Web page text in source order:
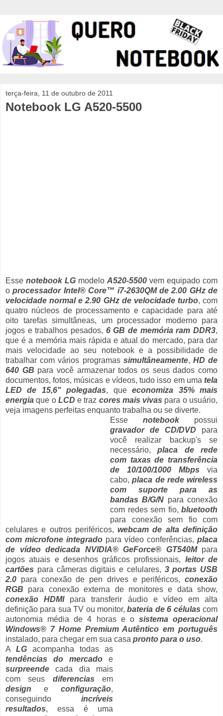
terça-feira, 11 de outubro de 2011
Notebook LG A520-5500
Esse notebook LG modelo A520-5500 vem equipado com
oprocessador Intel® Core™ i7-2630QM de 2.00 GHz de
velocidade normal e 2.90 GHz de velocidade turbo, com
quatro núcleos de processamento e capacidade para até
oito tarefas simultâneas, um processador moderno para
jogos e trabalhos pesados, 6 GB de memória ram DDR3,
que é a memória mais rápida e atual do mercado, para dar
mais velocidade ao seu notebook e a possibilidade de
trabalhar com vários programas simultâneamente, HD de
640 GB para você armazenar todos os seus dados como
documentos, fotos, músicas e vídeos, tudo isso em uma tela
LED de 15,6" polegadas, queeconomiza 35% mais
energia que o LCD e traz cores mais vivas para o usuário,
veja imagens perfeitas enquanto trabalha ou se diverte.
Esse notebook possui
gravador de CD/DVD para
você realizar backup's se
necessário,placa de rede
com taxas de transferência
de 10/100/1000 Mbps via
cabo,placa de rede wireless
com suporte para as
bandas B/G/N para conexão
com redes sem fio, bluetooth
para conexão sem fio com
celulares e outros periféricos,webcam de alta definição
com microfone integrado para vídeo conferências, placa
de vídeo dedicada NVIDIA® GeForce® GT540M para
jogos atuais e desenhos gráficos profissionais, leitor de
cartões para câmeras digitais e celulares, 3 portas USB
2.0 para conexão de pen drives e periféricos, conexão
RGB para conexão externa de monitores e data show,
conexão HDMIpara transferir áudio e vídeo em alta
definição para sua TV ou monitor,bateria de 6 célulascom
autonomia média de 4 horas e o sistema operacional
Windows® 7 Home Premium Autêntico em português
instalado, para chegar em sua casa pronto para o uso.
A LG acompanha todas as
tendências do mercado e
surpreendecada dia mais
com seus diferenciasem
design e configuração,
conseguindo incríveis
resultados, essa é uma